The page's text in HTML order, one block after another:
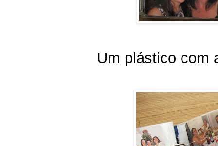
Um plástico com